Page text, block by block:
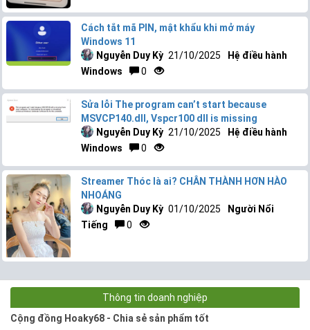
Cách tắt mã PIN, mật khẩu khi mở máy
Windows 11
Nguyễn Duy Kỳ 21/10/2025
Hệ điều hành
Windows
0
Sửa lỗi The program can’t start because
MSVCP140.dll, Vspcr100 dll is missing
Nguyễn Duy Kỳ 21/10/2025
Hệ điều hành
Windows
0
Streamer Thóc là ai? CHÂN THÀNH HƠN HÀO
NHOÁNG
Nguyễn Duy Kỳ 01/10/2025
Người Nổi
Tiếng
0
Thông tin doanh nghiệp
Cộng đồng Hoaky68 - Chia sẻ sản phẩm tốt